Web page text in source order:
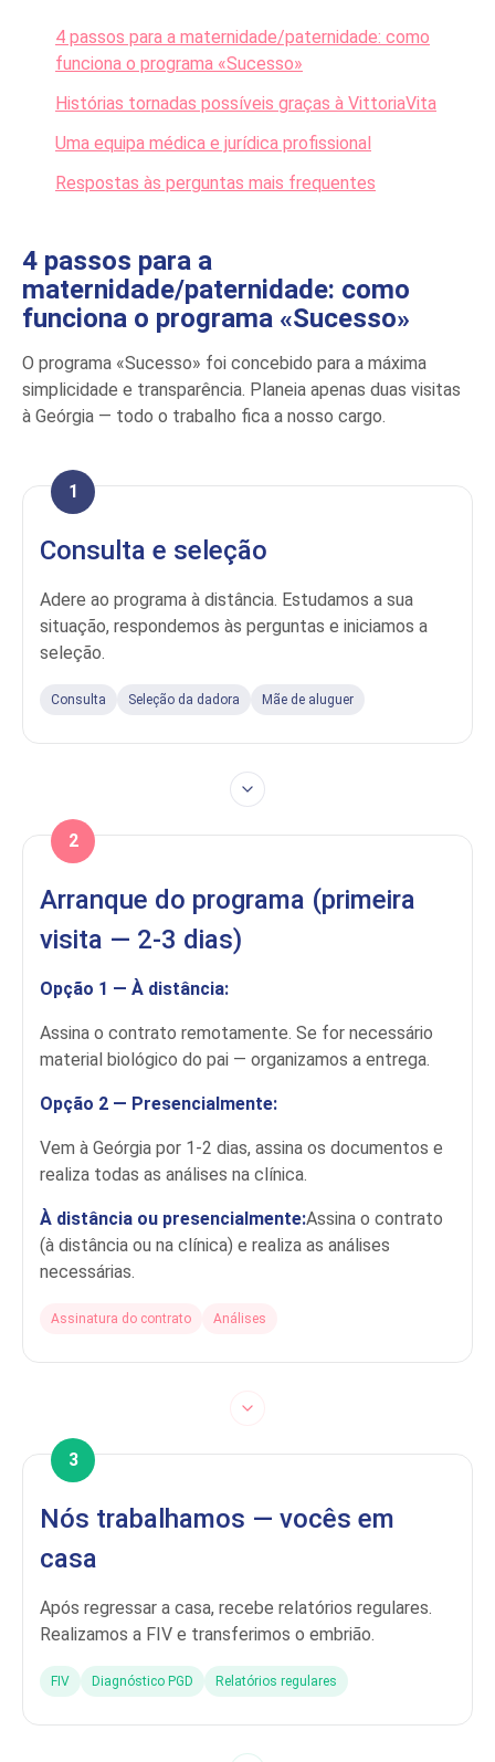
4 passos para a maternidade/paternidade: como
funciona o programa «Sucesso»
Histórias tornadas possíveis graças à VittoriaVita
Uma equipa médica e jurídica profissional
Respostas às perguntas mais frequentes
4 passos para a
maternidade/paternidade: como
funciona o programa «Sucesso»
O programa «Sucesso» foi concebido para a máxima
simplicidade e transparência. Planeia apenas duas visitas
à Geórgia — todo o trabalho fica a nosso cargo.
1
Consulta e seleção
Adere ao programa à distância. Estudamos a sua
situação, respondemos às perguntas e iniciamos a
seleção.
Consulta Seleção da dadora Mãe de aluguer
2
Arranque do programa (primeira
visita — 2-3 dias)
Opção 1 — À distância:
Assina o contrato remotamente. Se for necessário
material biológico do pai — organizamos a entrega.
Opção 2 — Presencialmente:
Vem à Geórgia por 1-2 dias, assina os documentos e
realiza todas as análises na clínica.
À distância ou presencialmente:Assina o contrato
(à distância ou na clínica) e realiza as análises
necessárias.
Assinatura do contrato Análises
3
Nós trabalhamos — vocês em
casa
Após regressar a casa, recebe relatórios regulares.
Realizamos a FIV e transferimos o embrião.
FIV Diagnóstico PGD Relatórios regulares